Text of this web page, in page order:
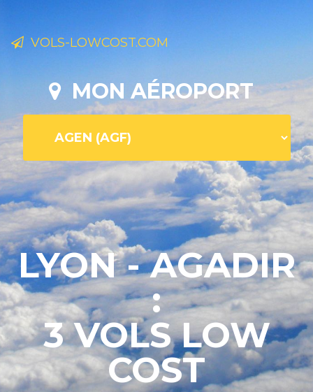
VOLS-LOWCOST.COM
MON AÉROPORT
LYON - AGADIR
:
3 VOLS LOW
COST